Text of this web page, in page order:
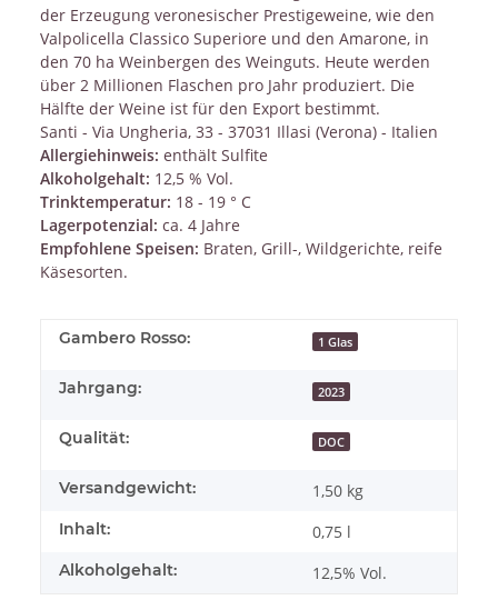
der Erzeugung veronesischer Prestigeweine, wie den
Valpolicella Classico Superiore und den Amarone, in
den 70 ha Weinbergen des Weinguts. Heute werden
über 2 Millionen Flaschen pro Jahr produziert. Die
Hälfte der Weine ist für den Export bestimmt.
Santi - Via Ungheria, 33 - 37031 Illasi (Verona) - Italien
Allergiehinweis: enthält Sulfite
Alkoholgehalt: 12,5 % Vol.
Trinktemperatur: 18 - 19 ° C
Lagerpotenzial: ca. 4 Jahre
Empfohlene Speisen: Braten, Grill-, Wildgerichte, reife
Käsesorten.
Gambero Rosso: 1 Glas
Jahrgang: 2023
Qualität: DOC
Versandgewicht: 1,50 kg
Inhalt: 0,75 l
Alkoholgehalt: 12,5% Vol.